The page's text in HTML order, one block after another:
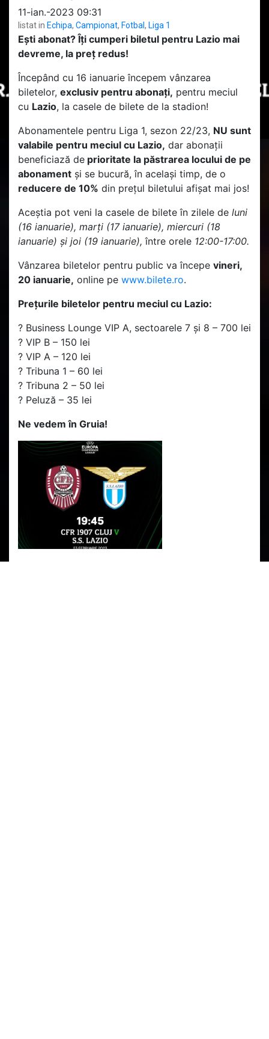
11-ian.-2023 09:31
listat in Echipa, Campionat, Fotbal , Liga 1
Ești abonat? Îți cumperi biletul pentru Lazio mai
devreme, la preț redus!
Începând cu 16 ianuarie începem vânzarea
biletelor, exclusiv pentru abonați, pentru meciul
cu Lazio, la casele de bilete de la stadion!
Abonamentele pentru Liga 1, sezon 22/23, NU sunt
valabile pentru meciul cu Lazio, dar abonații
beneficiază de prioritate la păstrarea locului de pe
abonament și se bucură, în același timp, de o
reducere de 10% din prețul biletului afișat mai jos!
Aceștia pot veni la casele de bilete în zilele de luni
(16 ianuarie), marți (17 ianuarie), miercuri (18
ianuarie) și joi (19 ianuarie), între orele 12:00-17:00.
Vânzarea biletelor pentru public va începe vineri,
20 ianuarie, online pe www.bilete.ro.
Prețurile biletelor pentru meciul cu Lazio:
? Business Lounge VIP A, sectoarele 7 și 8 – 700 lei
? VIP B – 150 lei
? VIP A – 120 lei
? Tribuna 1 – 60 lei
? Tribuna 2 – 50 lei
? Peluză – 35 lei
Ne vedem în Gruia!